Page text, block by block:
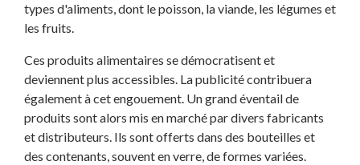
types d'aliments, dont le poisson, la viande, les légumes et
les fruits.
Ces produits alimentaires se démocratisent et
deviennent plus accessibles. La publicité contribuera
également à cet engouement. Un grand éventail de
produits sont alors mis en marché par divers fabricants
et distributeurs. Ils sont offerts dans des bouteilles et
des contenants, souvent en verre, de formes variées.